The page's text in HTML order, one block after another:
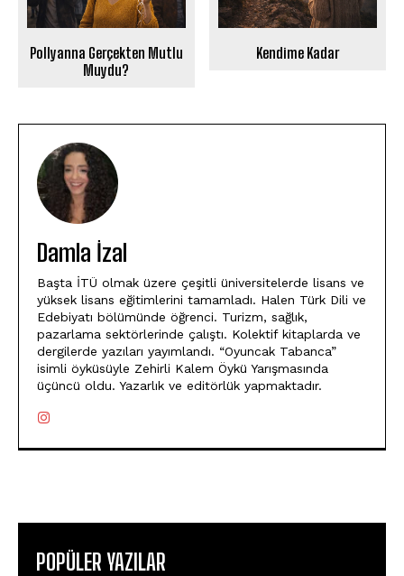
Pollyanna Gerçekten Mutlu
Muydu?
Kendime Kadar
Damla İzal
Başta İTÜ olmak üzere çeşitli üniversitelerde lisans ve
yüksek lisans eğitimlerini tamamladı. Halen Türk Dili ve
Edebiyatı bölümünde öğrenci. Turizm, sağlık,
pazarlama sektörlerinde çalıştı. Kolektif kitaplarda ve
dergilerde yazıları yayımlandı. “Oyuncak Tabanca”
isimli öyküsüyle Zehirli Kalem Öykü Yarışmasında
üçüncü oldu. Yazarlık ve editörlük yapmaktadır.
POPÜLER YAZILAR